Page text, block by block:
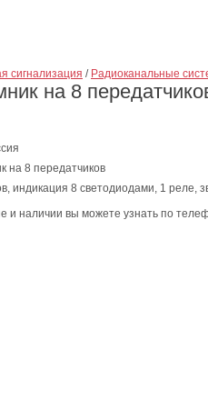
сигнализация / Радиоканальные
на 8
на 8 передатчиков
индикация 8 светодиодами, 1 реле,
и наличии вы можете узнать по